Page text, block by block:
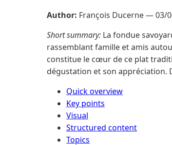
Author: François Ducerne —03/
Short summary: La fondue
rassemblant famille et amis
constitue le cœur de ce plat
dégustation et son appréciation.
Quick overview
Key points
Visual
Structured content
Topics